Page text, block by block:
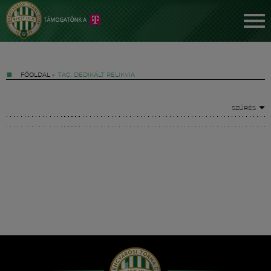
FŐOLDAL » TAG: DEDIKÁLT RELIKVIA
SZŰRÉS
Hírek